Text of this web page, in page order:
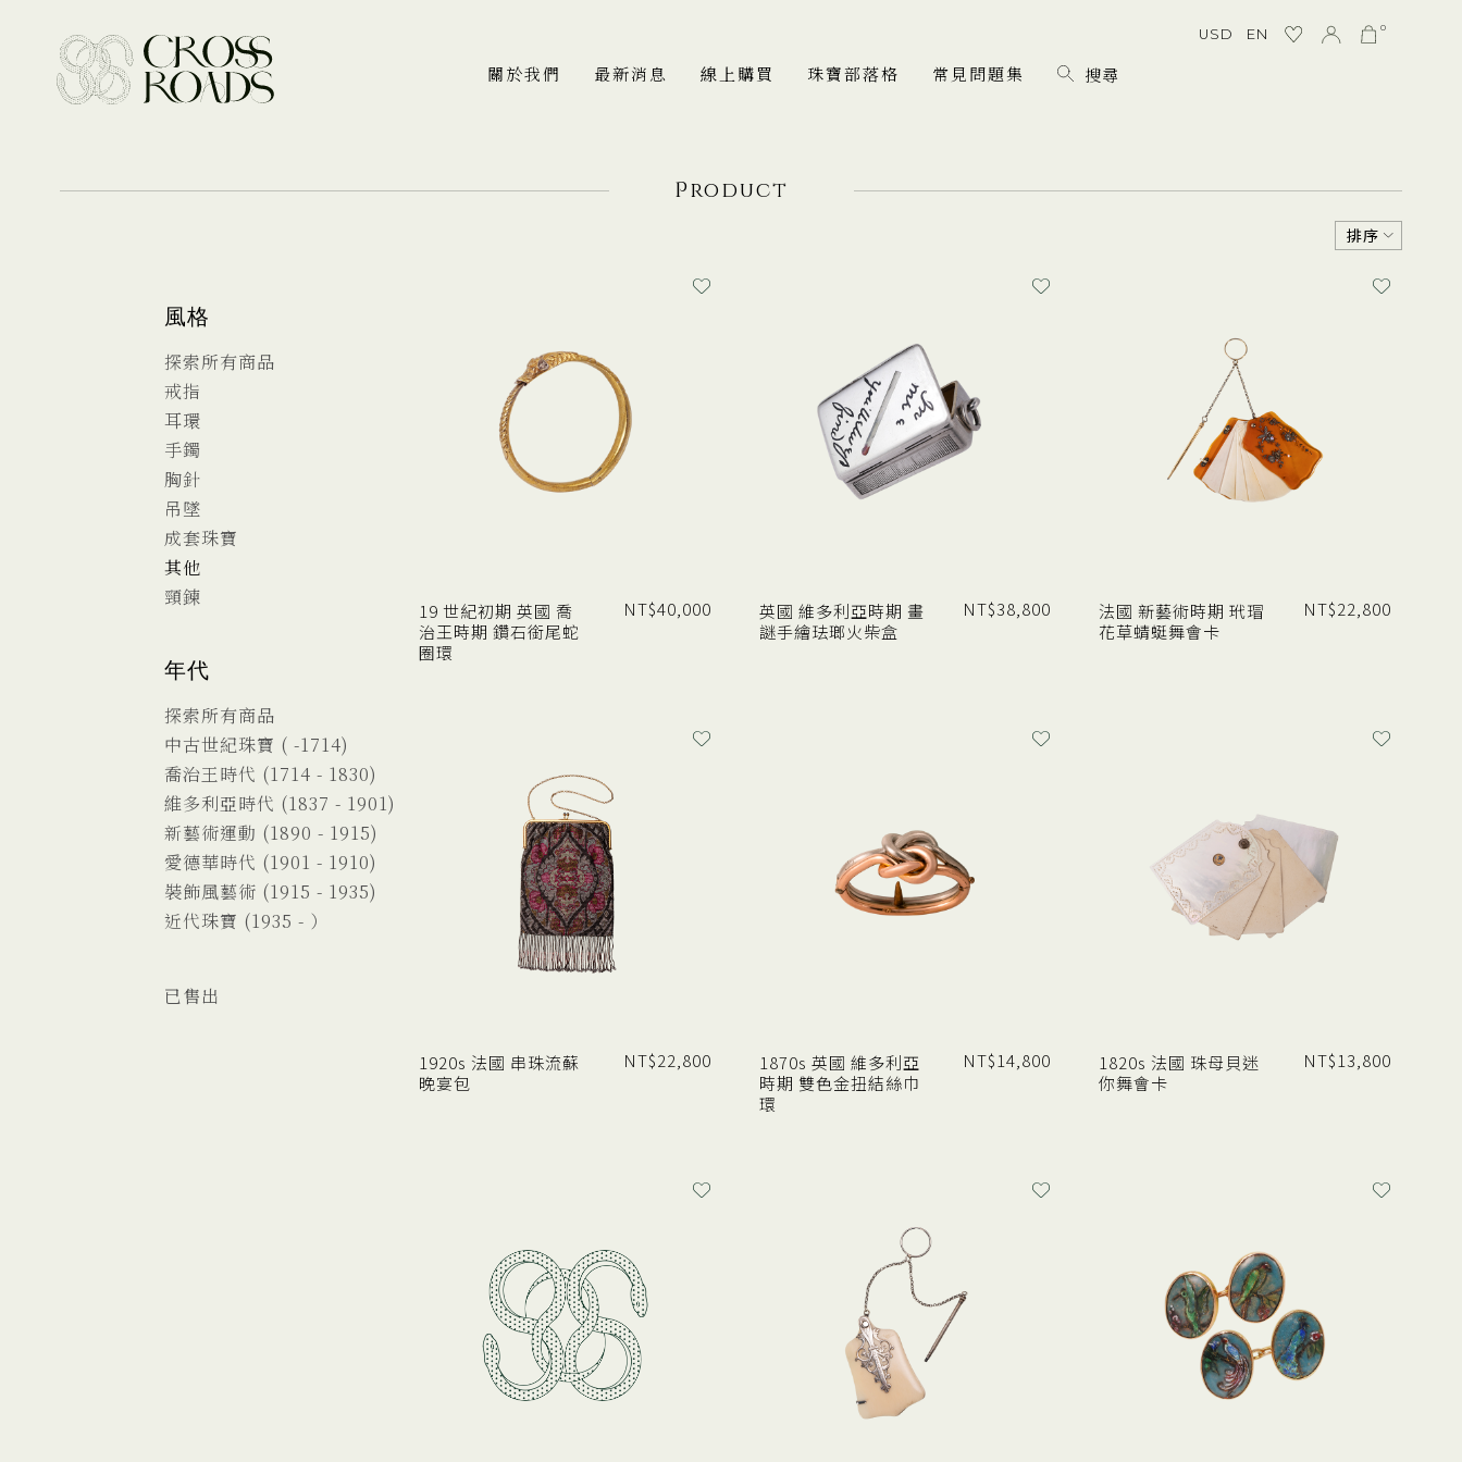
關於我們 最新消息 線上購買 珠寶部落格 常見問題集
USD EN 0
Product
排序
風格
探索所有商品
戒指
耳環
手鐲
胸針
吊墜
成套珠寶
其他
頸鍊
年代
探索所有商品
中古世紀珠寶 ( -1714)
喬治王時代 (1714 - 1830)
維多利亞時代 (1837 - 1901)
新藝術運動 (1890 - 1915)
愛德華時代 (1901 - 1910)
裝飾風藝術 (1915 - 1935)
近代珠寶 (1935 - ）
已售出
19 世紀初期 英國 喬
治王時期 鑽石銜尾蛇
圈環
NT$40,000
英國 維多利亞時期 畫
謎手繪珐瑯火柴盒
NT$38,800
法國 新藝術時期 玳瑁
花草蜻蜓舞會卡
NT$22,800
1920s 法國 串珠流蘇
晚宴包
NT$22,800
1870s 英國 維多利亞
時期 雙色金扭結絲巾
環
NT$14,800
1820s 法國 珠母貝迷
你舞會卡
NT$13,800